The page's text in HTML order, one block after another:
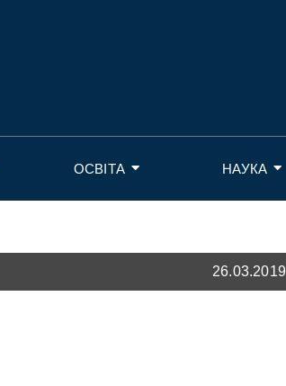
ОСВІТА НАУКА
26.03.2019